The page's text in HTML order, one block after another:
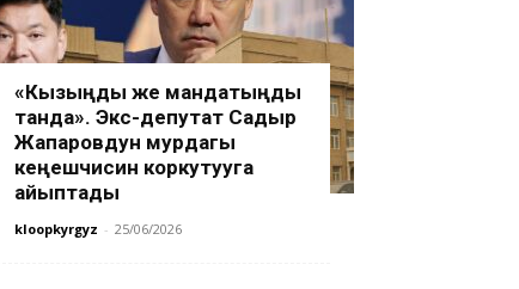
«Кызыңды же мандатыңды
танда». Экс-депутат Садыр
Жапаровдун мурдагы
кеңешчисин коркутууга
айыптады
kloopkyrgyz - 25/06/2026